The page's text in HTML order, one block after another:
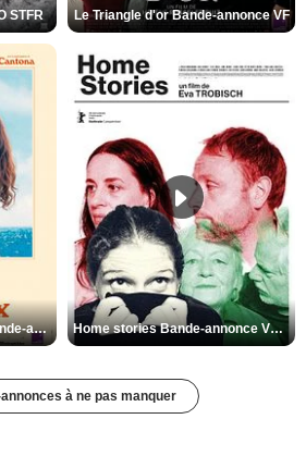
STFR Le Triangle d'or Bande-annonce VF
Les Matins merveilleux Bande-annonce VF Home stories Bande-annonce VO STFR
à ne pas manquer